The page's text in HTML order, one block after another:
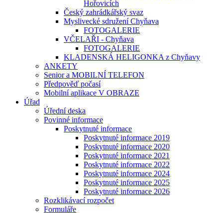
Hořovicích
Český zahrádkářský svaz
Myslivecké sdružení Chyňava
FOTOGALERIE
VČELAŘI - Chyňava
FOTOGALERIE
KLADENSKÁ HELIGONKA z Chyňavy
ANKETY
Senior a MOBILNÍ TELEFON
Předpověď počasí
Mobilní aplikace V OBRAZE
Úřad
Úřední deska
Povinné informace
Poskytnuté informace
Poskytnuté informace 2019
Poskytnuté informace 2020
Poskytnuté informace 2021
Poskytnuté informace 2022
Poskytnuté informace 2024
Poskytnuté informace 2025
Poskytnuté informace 2026
Rozklikávací rozpočet
Formuláře